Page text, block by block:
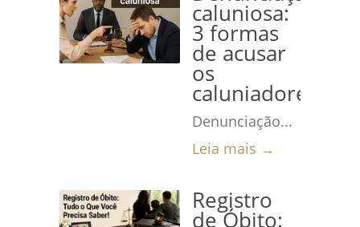
caluniosa:
3 formas
de acusar
os
caluniadores
Denunciação...
Leia mais →
Registro
de Óbito: